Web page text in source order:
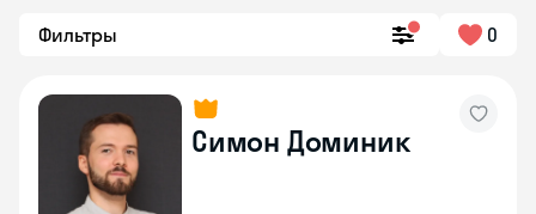
Фильтры 0
Симон Доминик